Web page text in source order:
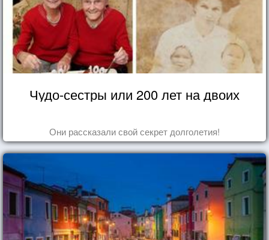
Чудо-сестры или 200 лет на двоих
Они рассказали свой секрет долголетия!